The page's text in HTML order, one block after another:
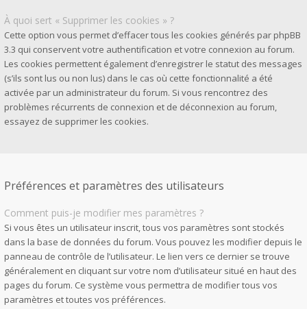
À quoi sert « Supprimer les cookies » ?
Cette option vous permet d’effacer tous les cookies générés par phpBB
3.3 qui conservent votre authentification et votre connexion au forum.
Les cookies permettent également d’enregistrer le statut des messages
(s’ils sont lus ou non lus) dans le cas où cette fonctionnalité a été
activée par un administrateur du forum. Si vous rencontrez des
problèmes récurrents de connexion et de déconnexion au forum,
essayez de supprimer les cookies.
Préférences et paramètres des utilisateurs
Comment puis-je modifier mes paramètres ?
Si vous êtes un utilisateur inscrit, tous vos paramètres sont stockés
dans la base de données du forum. Vous pouvez les modifier depuis le
panneau de contrôle de l’utilisateur. Le lien vers ce dernier se trouve
généralement en cliquant sur votre nom d’utilisateur situé en haut des
pages du forum. Ce système vous permettra de modifier tous vos
paramètres et toutes vos préférences.